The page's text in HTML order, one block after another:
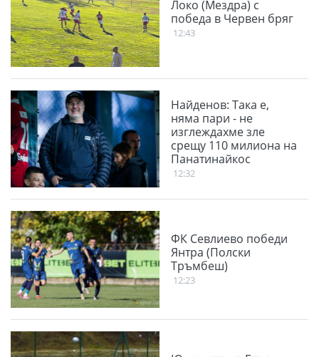
Локо (Мездра) с
победа в Червен бряг
12:43
Найденов: Така е,
няма пари - не
изглеждахме зле
срещу 110 милиона на
Панатинайкос
12:32
ФК Севлиево победи
Янтра (Полски
Тръмбеш)
12:23